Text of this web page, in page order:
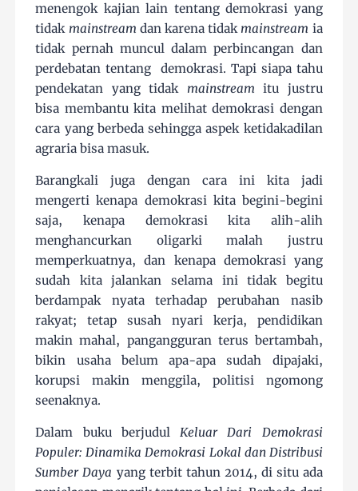
menengok kajian lain tentang demokrasi yang
tidak mainstream dan karena tidak mainstream ia
tidak pernah muncul dalam perbincangan dan
perdebatan tentang
demokrasi. Tapi siapa tahu
pendekatan yang tidak mainstream itu justru
bisa membantu kita melihat demokrasi dengan
cara yang berbeda sehingga aspek ketidakadilan
agraria bisa masuk.
Barangkali juga dengan cara ini kita jadi
mengerti kenapa demokrasi kita begini-begini
saja, kenapa demokrasi kita alih-alih
menghancurkan oligarki malah justru
memperkuatnya, dan kenapa demokrasi yang
sudah kita jalankan selama ini tidak begitu
berdampak nyata terhadap perubahan nasib
rakyat; tetap susah nyari kerja, pendidikan
makin mahal, pangangguran terus bertambah,
bikin usaha belum apa-apa sudah dipajaki,
korupsi makin menggila, politisi ngomong
seenaknya.
Dalam buku berjudulKeluar Dari Demokrasi
Populer: Dinamika Demokrasi Lokal dan Distribusi
Sumber Daya yang terbit tahun 2014, di situ ada